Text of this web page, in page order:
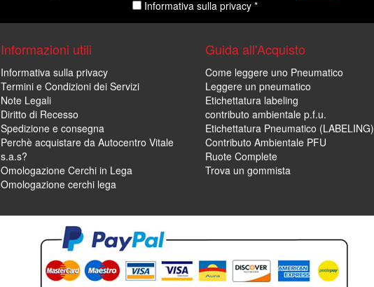
Informativa sulla privacy *
Informazioni utili
Informativa sulla privacy
Termini e Condizioni dei Servizi
Note Legali
Diritto di Recesso
Spedizione e consegna
Perchè acquistare da Autocentro Vitale
s.a.s?
Omologazione Cerchi in Lega
Omologazione cerchi lega
Guida all'Acquisto
Come leggere uno Pneumatico
Leggere un pneumatico
Etichettatura labeling
contributo ambientale p.f.u.
Etichettatura Pneumatico (LABELING)
Contributo Ambientale PFU
Ruote Complete
Trova un gommista